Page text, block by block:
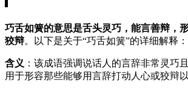
巧舌如簧的意思是舌头灵巧，能言善辩，
狡辩。以下是关于“巧舌如簧”的详细解释：
含义 ：该成语强调说话人的言辞非常灵巧
用于形容那些能够用言辞打动人心或狡辩